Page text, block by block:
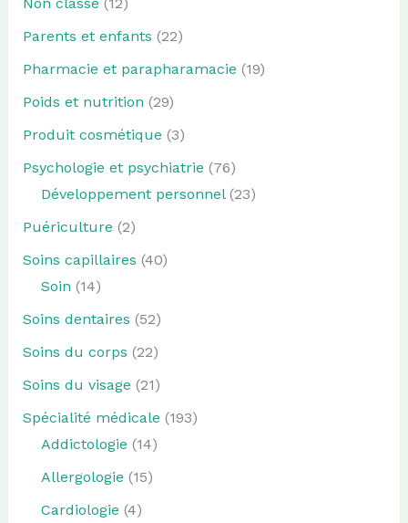
Parents et enfants (22)
Pharmacie et parapharamacie (19)
Poids et nutrition (29)
Produit cosmétique (3)
Psychologie et psychiatrie (76)
Développement personnel(23)
Puériculture (2)
Soins capillaires (40)
Soin (14)
Soins dentaires (52)
Soins du corps (22)
Soins du visage (21)
Spécialité médicale (193)
Addictologie (14)
Allergologie (15)
Cardiologie (4)